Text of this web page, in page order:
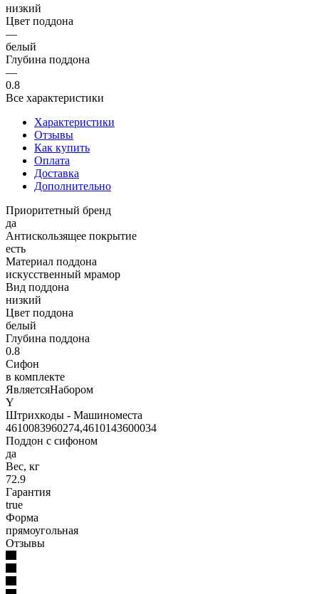
низкий
Цвет поддона
—
белый
Глубина поддона
—
0.8
Все характеристики
Характеристики
Отзывы
Как купить
Оплата
Доставка
Дополнительно
Приоритетный бренд
да
Антискользящее покрытие
есть
Материал поддона
искусственный мрамор
Вид поддона
низкий
Цвет поддона
белый
Глубина поддона
0.8
Сифон
в комплекте
ЯвляетсяНабором
Y
Штрихкоды - Машиноместа
4610083960274,4610143600034
Поддон с сифоном
да
Вес, кг
72.9
Гарантия
true
Форма
прямоугольная
Отзывы